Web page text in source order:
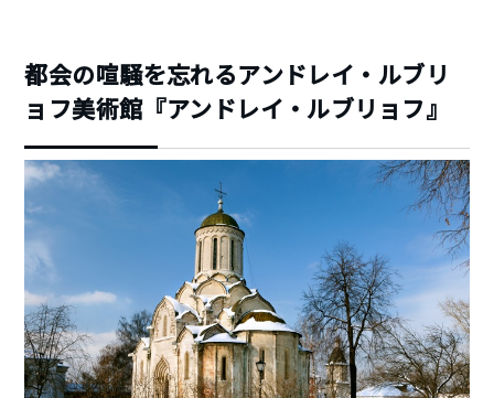
都会の喧騒を忘れるアンドレイ・ルブリ
ョフ美術館『アンドレイ・ルブリョフ』